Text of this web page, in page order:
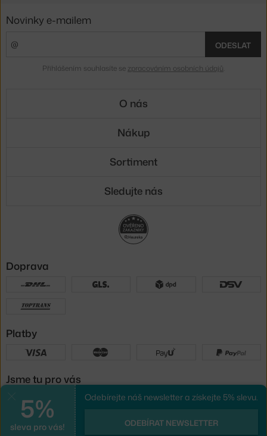
5%
sleva pro vás!
Odebírejte náš newsletter a získejte 5% slevu.
ODEBÍRAT NEWSLETTER
Novinky e-mailem
ODESLAT
Přihlášením souhlasíte se zpracováním osobních údajů
O nás
Nákup
Sortiment
Sledujte nás
Doprava
Platby
Jsme tu pro vás
e-shop na míruod